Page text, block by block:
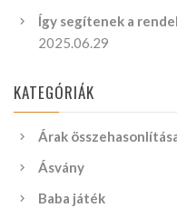
Így segítenek a
2025.06.29
KATEGÓRIÁK
Árak
Ásvány
Baba játék